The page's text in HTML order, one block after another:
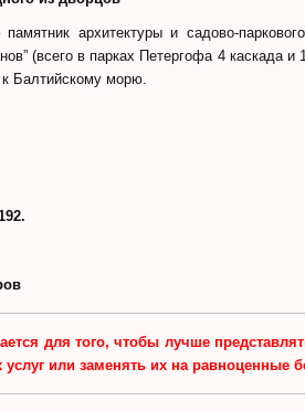
архитектуры и садово-
(всего в парках Петергофа 4
Балтийскому морю.
для того, чтобы лучше
или заменять их на равноценные